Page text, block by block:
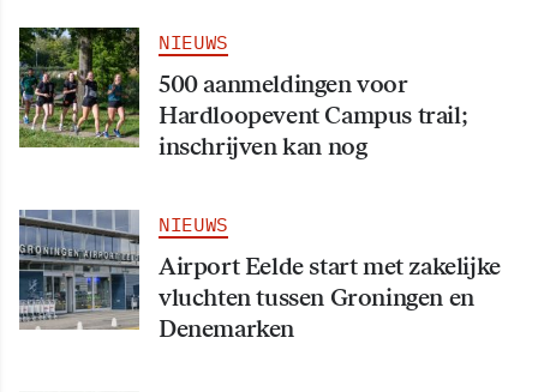
NIEUWS
500 aanmeldingen voor
Hardloopevent Campus trail;
inschrijven kan nog
NIEUWS
Airport Eelde start met zakelijke
vluchten tussen Groningen en
Denemarken